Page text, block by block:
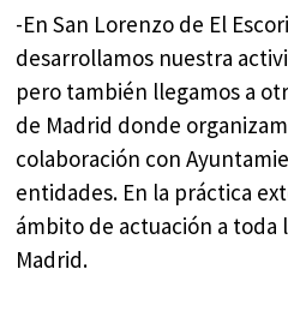
-En San Lorenzo de El
desarrollamos nuestra
pero también llegamos a
de Madrid donde
colaboración con
entidades. En la práctica
ámbito de actuación a toda
Madrid.